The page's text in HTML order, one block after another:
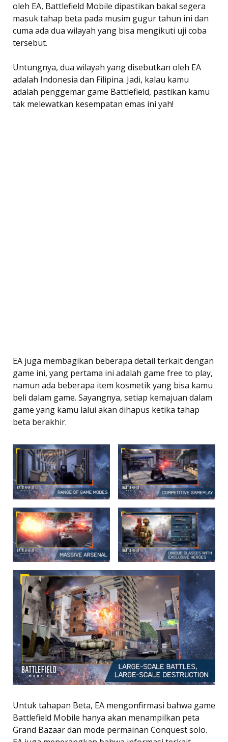
oleh EA, Battlefield Mobile dipastikan bakal segera
masuk tahap beta pada musim gugur tahun ini dan
cuma ada dua wilayah yang bisa mengikuti uji coba
tersebut.
Untungnya, dua wilayah yang disebutkan oleh EA
adalah Indonesia dan Filipina. Jadi, kalau kamu
adalah penggemar game Battlefield, pastikan kamu
tak melewatkan kesempatan emas ini yah!
EA juga membagikan beberapa detail terkait dengan
game ini, yang pertama ini adalah game free to play,
namun ada beberapa item kosmetik yang bisa kamu
beli dalam game. Sayangnya, setiap kemajuan dalam
game yang kamu lalui akan dihapus ketika tahap
beta berakhir.
Untuk tahapan Beta, EA mengonfirmasi bahwa game
Battlefield Mobile hanya akan menampilkan peta
Grand Bazaar dan mode permainan Conquest solo.